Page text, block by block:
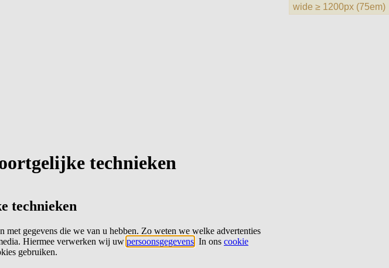
technieken
technieken
gegevens die we van u hebben. Zo weten we welke advertenties
Hiermee verwerken wij uw persoonsgegevens . In ons cookie
gebruiken.